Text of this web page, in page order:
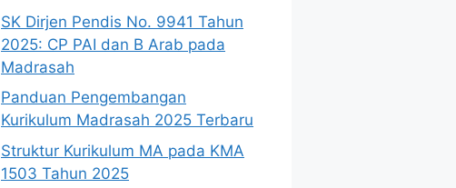
SK Dirjen Pendis No. 9941 Tahun
2025: CP PAI dan B Arab pada
Madrasah
Panduan Pengembangan
Kurikulum Madrasah 2025 Terbaru
Struktur Kurikulum MA pada KMA
1503 Tahun 2025